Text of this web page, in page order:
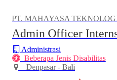
PT. MAHAYASA
Admin Officer
Administrasi
Beberapa Jenis Disabilitas
Denpasar - Bali